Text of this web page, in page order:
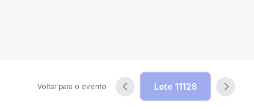
Voltar para o evento